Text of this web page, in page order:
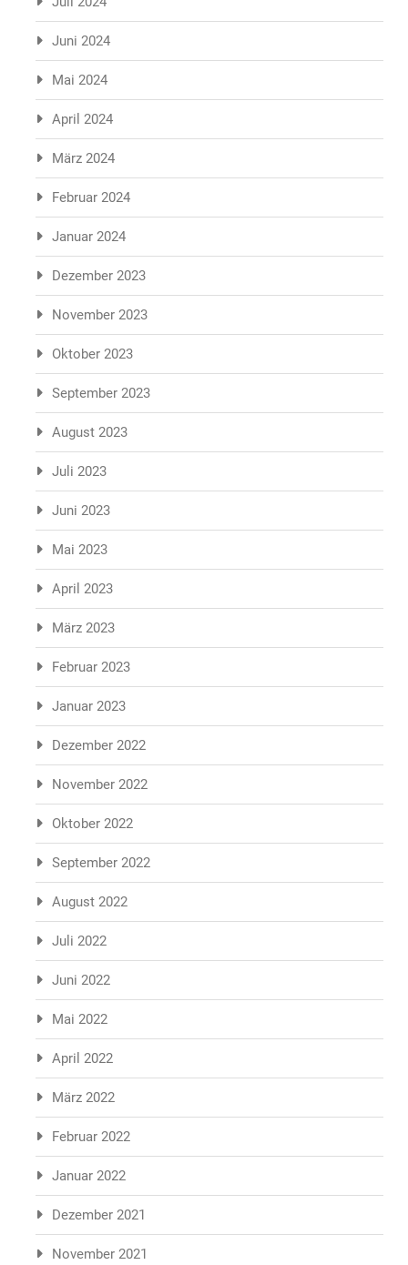
Juni 2024
Mai 2024
April 2024
März 2024
Februar 2024
Januar 2024
Dezember 2023
November 2023
Oktober 2023
September 2023
August 2023
Juli 2023
Juni 2023
Mai 2023
April 2023
März 2023
Februar 2023
Januar 2023
Dezember 2022
November 2022
Oktober 2022
September 2022
August 2022
Juli 2022
Juni 2022
Mai 2022
April 2022
März 2022
Februar 2022
Januar 2022
Dezember 2021
November 2021